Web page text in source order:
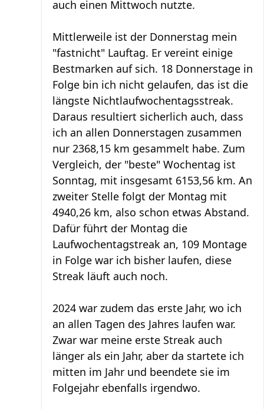
auch einen Mittwoch nutzte.
Mittlerweile ist der Donnerstag mein
"fastnicht" Lauftag. Er vereint einige
Bestmarken auf sich. 18 Donnerstage in
Folge bin ich nicht gelaufen, das ist die
längste Nichtlaufwochentagsstreak.
Daraus resultiert sicherlich auch, dass
ich an allen Donnerstagen zusammen
nur 2368,15 km gesammelt habe. Zum
Vergleich, der "beste" Wochentag ist
Sonntag, mit insgesamt 6153,56 km. An
zweiter Stelle folgt der Montag mit
4940,26 km, also schon etwas Abstand.
Dafür führt der Montag die
Laufwochentagstreak an, 109 Montage
in Folge war ich bisher laufen, diese
Streak läuft auch noch.
2024 war zudem das erste Jahr, wo ich
an allen Tagen des Jahres laufen war.
Zwar war meine erste Streak auch
länger als ein Jahr, aber da startete ich
mitten im Jahr und beendete sie im
Folgejahr ebenfalls irgendwo.